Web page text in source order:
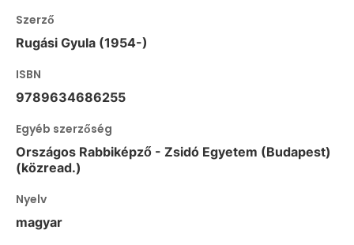
Szerző
Rugási Gyula (1954-)
ISBN
9789634686255
Egyéb szerzőség
Országos Rabbiképző - Zsidó Egyetem (Budapest)
(közread.)
Nyelv
magyar